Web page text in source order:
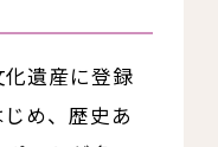
遺産に登録
め、歴史あ